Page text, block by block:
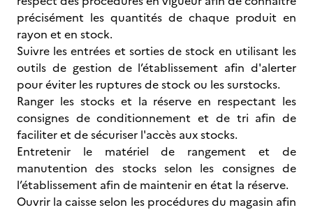
précisément les quantités de chaque produit en
rayon et en stock.
Suivre les entrées et sorties de stock en utilisant les
outils de gestion de l’établissement afin d'alerter
pour éviter les ruptures de stock ou les surstocks.
Ranger les stocks et la réserve en respectant les
consignes de conditionnement et de tri afin de
faciliter et de sécuriser l'accès aux stocks.
Entretenir le matériel de rangement et de
manutention des stocks selon les consignes de
l’établissement afin de maintenir en état la réserve.
Ouvrir la caisse selon les procédures du magasin afin